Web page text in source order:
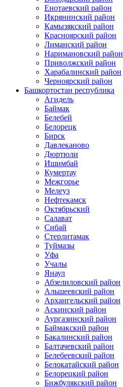
Енотаевский район
Икрянинский район
Камызякский район
Красноярский район
Лиманский район
Наримановский район
Приволжский район
Харабалинский район
Черноярский район
Башкортостан республика
Агидель
Баймак
Белебей
Белорецк
Бирск
Давлеканово
Дюртюли
Ишимбай
Кумертау
Межгорье
Мелеуз
Нефтекамск
Октябрьский
Салават
Сибай
Стерлитамак
Туймазы
Уфа
Учалы
Янаул
Абзелиловский район
Альшеевский район
Архангельский район
Аскинский район
Аургазинский район
Баймакский район
Бакалинский район
Балтачевский район
Белебеевский район
Белокатайский район
Белорецкий район
Бижбулякский район